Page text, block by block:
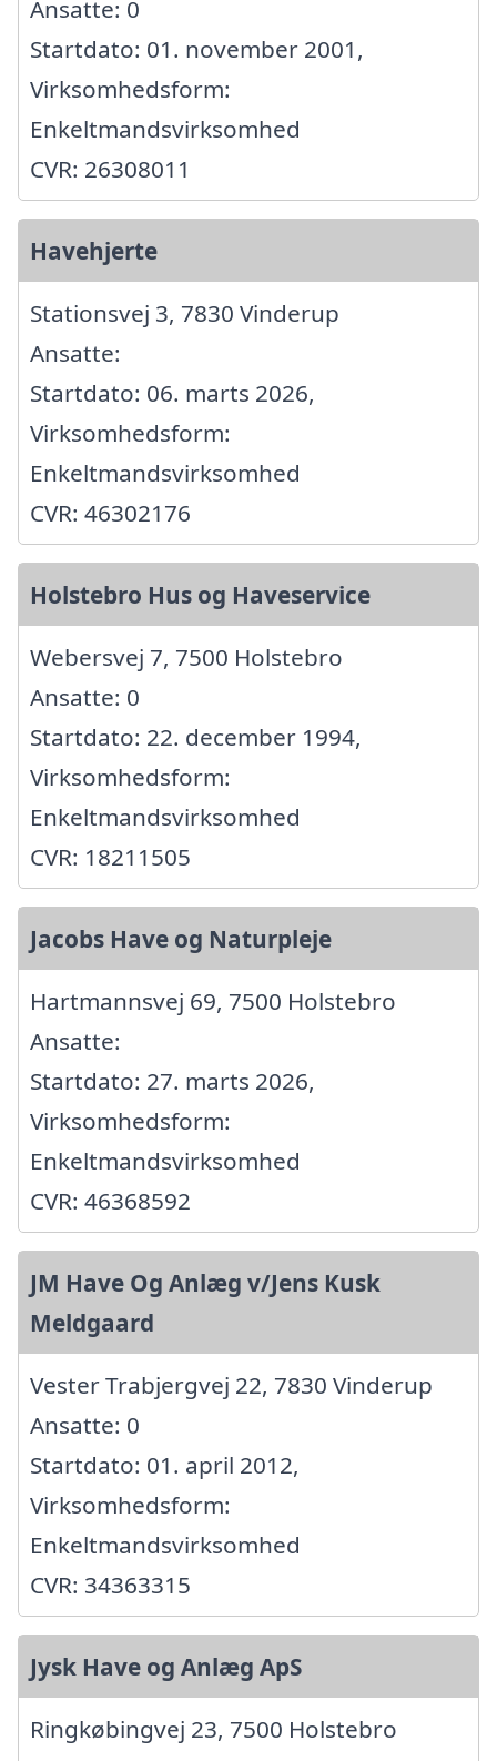
Ansatte: 0
Startdato: 01. november 2001,
Virksomhedsform:
Enkeltmandsvirksomhed
CVR: 26308011
Havehjerte
Stationsvej 3, 7830 Vinderup
Ansatte:
Startdato: 06. marts 2026,
Virksomhedsform:
Enkeltmandsvirksomhed
CVR: 46302176
Holstebro Hus og Haveservice
Webersvej 7, 7500 Holstebro
Ansatte: 0
Startdato: 22. december 1994,
Virksomhedsform:
Enkeltmandsvirksomhed
CVR: 18211505
Jacobs Have og Naturpleje
Hartmannsvej 69, 7500 Holstebro
Ansatte:
Startdato: 27. marts 2026,
Virksomhedsform:
Enkeltmandsvirksomhed
CVR: 46368592
JM Have Og Anlæg v/Jens Kusk
Meldgaard
Vester Trabjergvej 22, 7830 Vinderup
Ansatte: 0
Startdato: 01. april 2012,
Virksomhedsform:
Enkeltmandsvirksomhed
CVR: 34363315
Jysk Have og Anlæg ApS
Ringkøbingvej 23, 7500 Holstebro